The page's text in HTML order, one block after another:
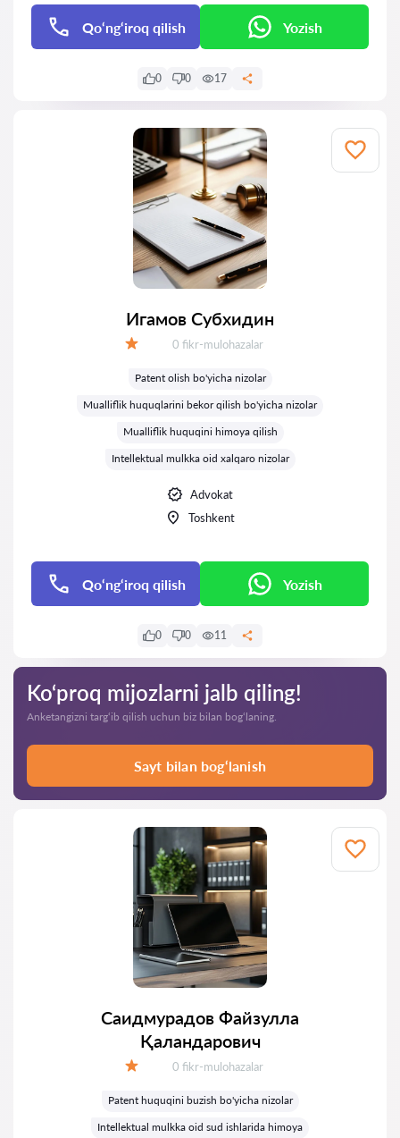
Qo‘ng‘iroq qilish Yozish
0 0 17
Игамов Субхидин
Fikrlar:
0 fikr-mulohazalar
Patent olish bo'yicha nizolar
Mualliflik huquqlarini bekor qilish bo'yicha nizolar
Mualliflik huquqini himoya qilish
Intellektual mulkka oid xalqaro nizolar
Advokat
Toshkent
Qo‘ng‘iroq qilish Yozish
0 0 11
Ko‘proq mijozlarni jalb qiling!
Anketangizni targ‘ib qilish uchun biz bilan bog‘laning.
Sayt bilan bog‘lanish
Саидмурадов Файзулла
Қаландарович
Fikrlar:
0 fikr-mulohazalar
Patent huquqini buzish bo'yicha nizolar
Intellektual mulkka oid sud ishlarida himoya